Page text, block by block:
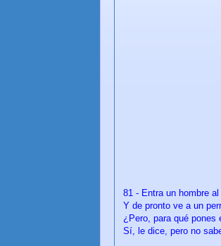
81 - Entra un hombre
Y de pronto ve a un
¿Pero, para qué pones
Sí, le dice, pero no